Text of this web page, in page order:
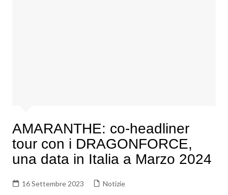
AMARANTHE: co-headliner
tour con i DRAGONFORCE,
una data in Italia a Marzo 2024
16 Settembre 2023 Notizie